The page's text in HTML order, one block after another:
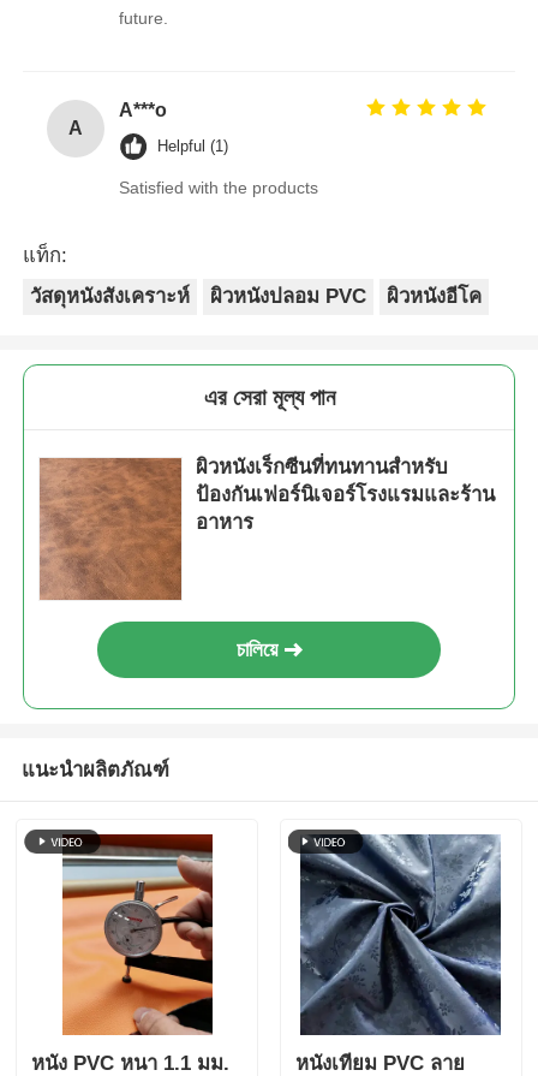
future.
A
A***o
Helpful (1)
Satisfied with the products
แท็ก:
วัสดุหนังสังเคราะห์
ผิวหนังปลอม PVC ผิวหนังอีโค
এর সেরা মূল্য পান
ผิวหนังเร็กซีนที่ทนทานสําหรับ
ป้องกันเฟอร์นิเจอร์โรงแรมและร้าน
อาหาร
চালিয়ে
แนะนำผลิตภัณฑ์
หนัง PVC หนา 1.1 มม.
หนังเทียม PVC ลาย